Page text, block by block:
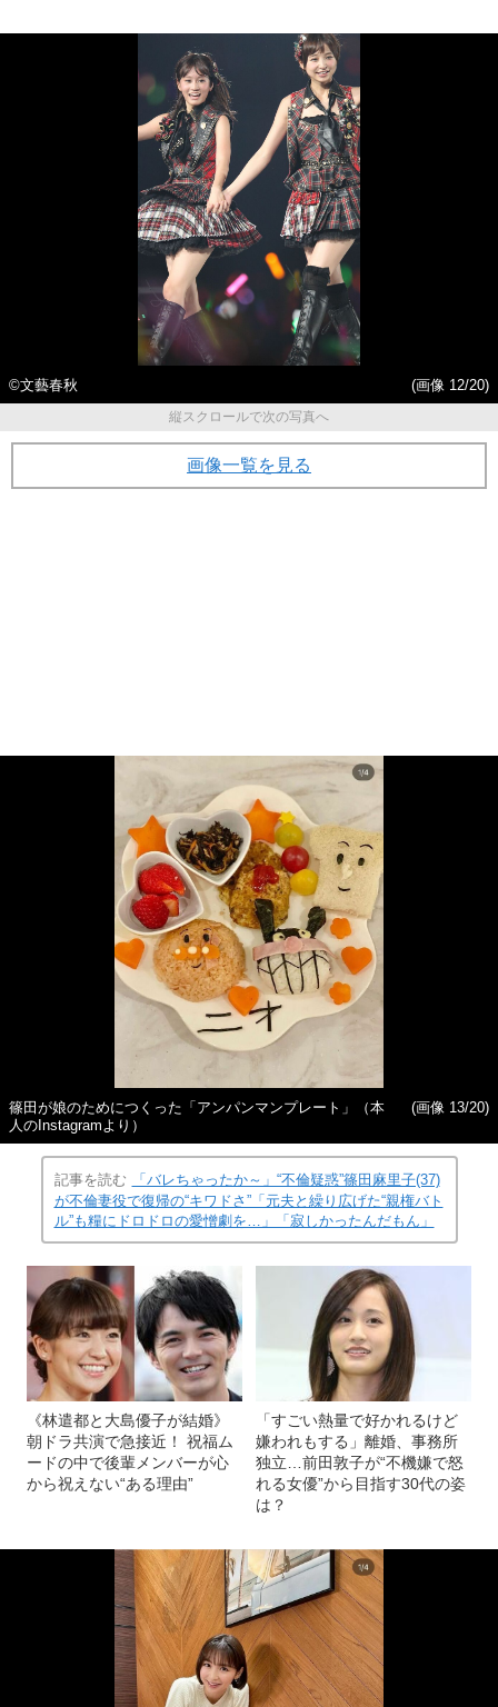
©文藝春秋
(画像 12/20)
縦スクロールで次の写真へ
画像一覧を見る
篠田が娘のためにつくった「アンパンマンプレート」（本
人のInstagramより）
(画像 13/20)
記事を読む
「バレちゃったか～」“不倫疑惑”篠田麻里子(37)
が不倫妻役で復帰の“キワドさ”「元夫と繰り広げた“親権バト
ル”も糧にドロドロの愛憎劇を…」「寂しかったんだもん」
《林遣都と大島優子が結婚》
朝ドラ共演で急接近！ 祝福ム
ードの中で後輩メンバーが心
から祝えない“ある理由”
「すごい熱量で好かれるけど
嫌われもする」離婚、事務所
独立…前田敦子が“不機嫌で怒
れる女優”から目指す30代の姿
は？